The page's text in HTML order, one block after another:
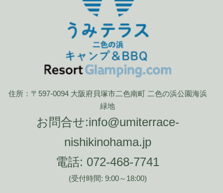
住所：〒597-0094 大阪府貝塚市二色南町 二色の浜公園海浜
緑地
お問合せ:info@umiterrace-
nishikinohama.jp
電話: 072-468-7741
(受付時間: 9:00～18:00)